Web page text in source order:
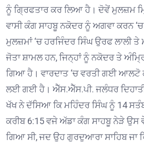
ਨੂੰ ਗ੍ਰਿਫਤਾਰ ਕਰ ਲਿਆ ਹੈ। ਦੋਵੇਂ ਮੁਲਜ਼ਮ
ਵਾਸੀ ਕੰਗ ਸਾਹਬੂ ਨਕੋਦਰ ਨੂੰ ਅਗਵਾ ਕਰਨ
ਮੁਲਜ਼ਮਾਂ ‘ਚ ਹਰਜਿੰਦਰ ਸਿੰਘ ਉਰਫ ਲਾਲੀ
ਜੋਤਾ ਸ਼ਾਮਲ ਹਨ, ਜਿਨ੍ਹਾਂ ਨੂੰ ਨਕੋਦਰ ਤੇ
ਗਿਆ ਹੈ। ਵਾਰਦਾਤ ‘ਚ ਵਰਤੀ ਗਈ ਆਲਟੋ
ਲਈ ਗਈ ਹੈ। ਐੱਸ.ਐੱਸ.ਪੀ. ਜਲੰਧਰ
ਖੱਖ ਨੇ ਦੱਸਿਆ ਕਿ ਮਹਿੰਦਰ ਸਿੰਘ ਨੂੰ 14
ਕਰੀਬ 6:15 ਵਜੇ ਅੱਡਾ ਕੰਗ ਸਾਹਬੂ ਨੇੜੇ
ਗਿਆ ਸੀ, ਜਦ ਉਹ ਗੁਰਦੁਆਰਾ ਸਾਹਿਬ ਜਾ